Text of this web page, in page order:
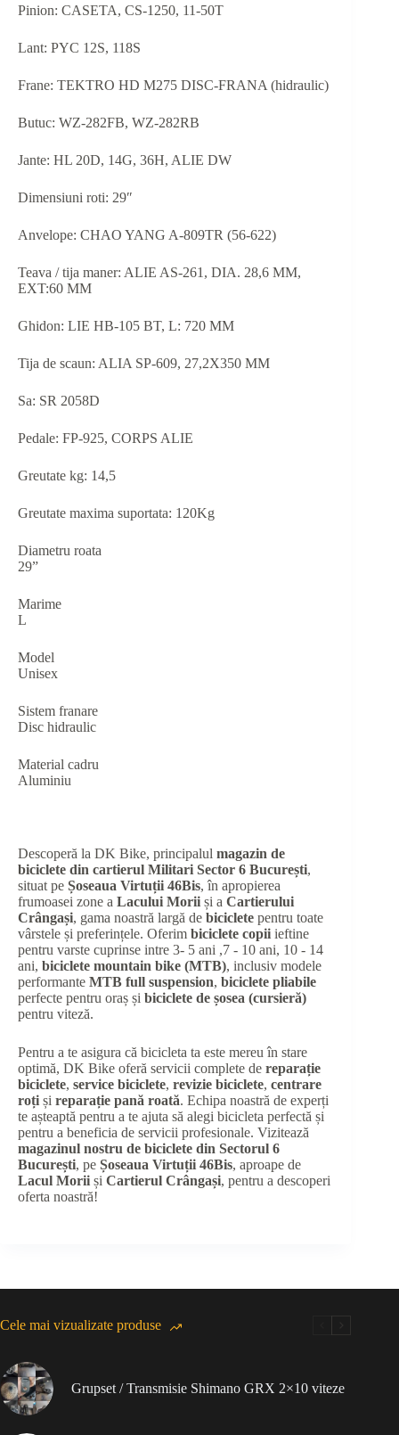
Pinion: CASETA, CS-1250, 11-50T
Lant: PYC 12S, 118S
Frane: TEKTRO HD M275 DISC-FRANA (hidraulic)
Butuc: WZ-282FB, WZ-282RB
Jante: HL 20D, 14G, 36H, ALIE DW
Dimensiuni roti: 29″
Anvelope: CHAO YANG A-809TR (56-622)
Teava / tija maner: ALIE AS-261, DIA. 28,6 MM,
EXT:60 MM
Ghidon: LIE HB-105 BT, L: 720 MM
Tija de scaun: ALIA SP-609, 27,2X350 MM
Sa: SR 2058D
Pedale: FP-925, CORPS ALIE
Greutate kg: 14,5
Greutate maxima suportata: 120Kg
Diametru roata
29”
Marime
L
Model
Unisex
Sistem franare
Disc hidraulic
Material cadru
Aluminiu
Descoperă la DK Bike, principalul magazin de
biciclete din cartierul Militari Sector 6 București,
situat pe Șoseaua Virtuții 46Bis, în apropierea
frumoasei zone a Lacului Morii și a Cartierului
Crângași, gama noastră largă de biciclete pentru toate
vârstele și preferințele. Oferim biciclete copii ieftine
pentru varste cuprinse intre 3- 5 ani ,7 - 10 ani, 10 - 14
ani, biciclete mountain bike (MTB), inclusiv modele
performante MTB full suspension, biciclete pliabile
perfecte pentru oraș și biciclete de șosea (cursieră)
pentru viteză.
Pentru a te asigura că bicicleta ta este mereu în stare
optimă, DK Bike oferă servicii complete de reparație
biciclete, service biciclete, revizie biciclete, centrare
roți și reparație pană roată. Echipa noastră de experți
te așteaptă pentru a te ajuta să alegi bicicleta perfectă și
pentru a beneficia de servicii profesionale. Vizitează
magazinul nostru de biciclete din Sectorul 6
București, pe Șoseaua Virtuții 46Bis, aproape de
Lacul Morii și Cartierul Crângași, pentru a descoperi
oferta noastră!
Cele mai vizualizate produse
Grupset / Transmisie Shimano GRX 2×10 viteze